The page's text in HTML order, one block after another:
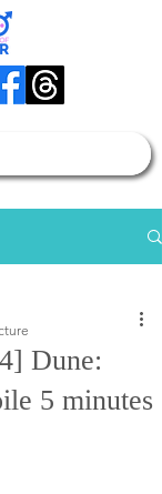
Dune:
5 minutes